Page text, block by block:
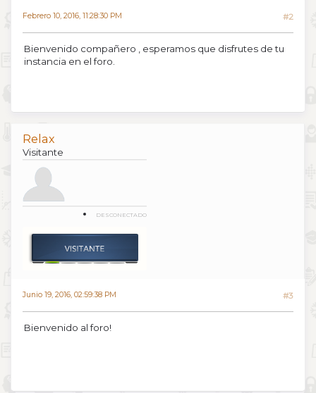
Febrero 10, 2016, 11:28:30 PM #2
Bienvenido compañero , esperamos que disfrutes de tu
instancia en el foro.
Relax
Visitante
DESCONECTADO
Junio 19, 2016, 02:59:38 PM #3
Bienvenido al foro!